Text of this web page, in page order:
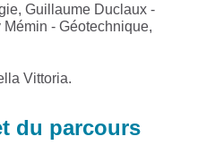
Guillaume Duclaux -
- Géotechnique,
Vittoria.
du parcours